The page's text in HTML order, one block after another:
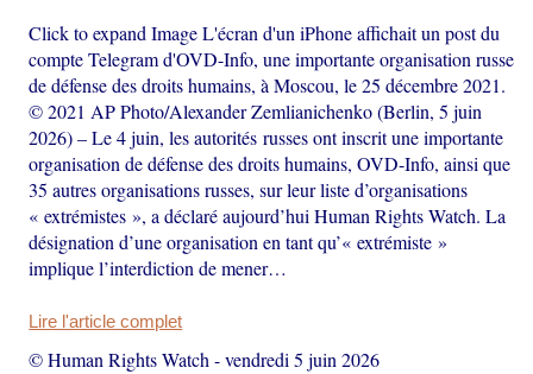
Click to expand Image L'écran d'un iPhone affichait un post du
compte Telegram d'OVD-Info, une importante organisation russe
de défense des droits humains, à Moscou, le 25 décembre 2021.
© 2021 AP Photo/Alexander Zemlianichenko (Berlin, 5 juin
2026) – Le 4 juin, les autorités russes ont inscrit une importante
organisation de défense des droits humains, OVD-Info, ainsi que
35 autres organisations russes, sur leur liste d’organisations
« extrémistes », a déclaré aujourd’hui Human Rights Watch. La
désignation d’une organisation en tant qu’« extrémiste »
implique l’interdiction de mener…
Lire l'article complet
© Human Rights Watch -vendredi 5 juin 2026